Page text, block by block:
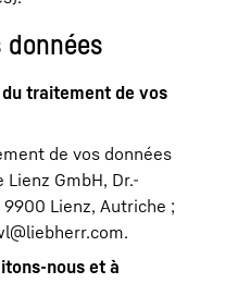
données
traitement de vos
de vos données
GmbH, Dr.-
Lienz, Autriche ;
.
nous et à